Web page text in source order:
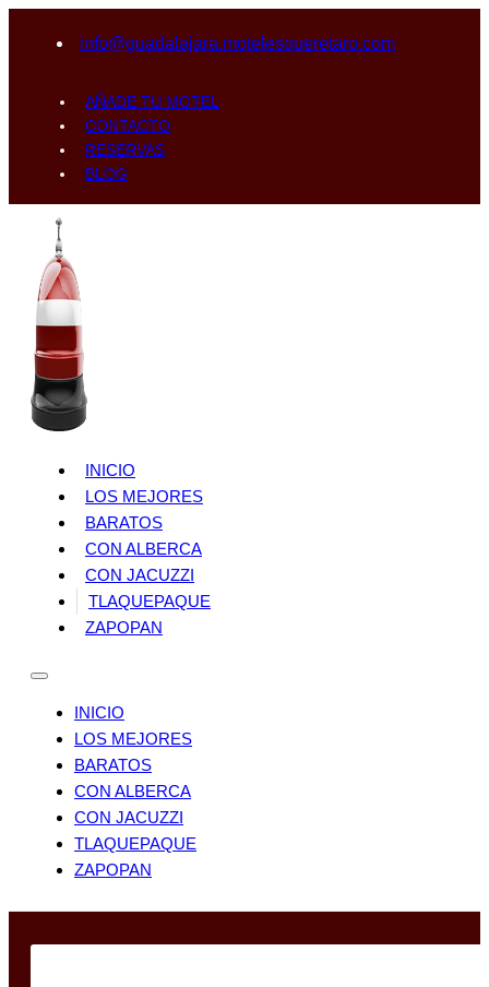
info@guadalajara.motelesqueretaro.com
AÑADE TU MOTEL
CONTACTO
RESERVAS
BLOG
INICIO
LOS MEJORES
BARATOS
CON ALBERCA
CON JACUZZI
TLAQUEPAQUE
ZAPOPAN
INICIO
LOS MEJORES
BARATOS
CON ALBERCA
CON JACUZZI
TLAQUEPAQUE
ZAPOPAN